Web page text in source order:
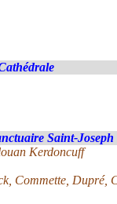
Saint-Joseph
Kerdoncuff
Commette, Dupré,